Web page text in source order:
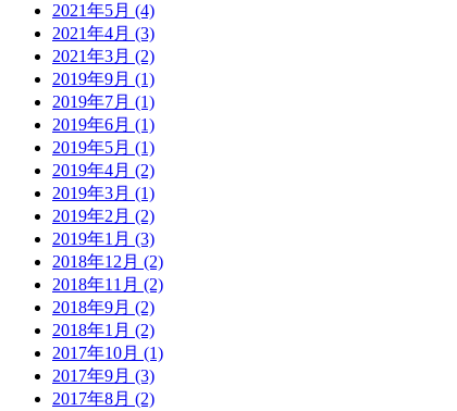
2021年5月 (4)
2021年4月 (3)
2021年3月 (2)
2019年9月 (1)
2019年7月 (1)
2019年6月 (1)
2019年5月 (1)
2019年4月 (2)
2019年3月 (1)
2019年2月 (2)
2019年1月 (3)
2018年12月 (2)
2018年11月 (2)
2018年9月 (2)
2018年1月 (2)
2017年10月 (1)
2017年9月 (3)
2017年8月 (2)